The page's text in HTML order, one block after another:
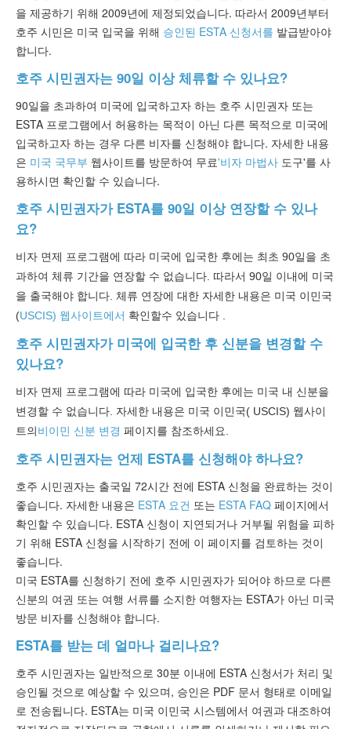
을 제공하기 위해 2009년에 제정되었습니다. 따라서 2009년부터
호주 시민은 미국 입국을 위해 승인된 ESTA 신청서를 발급받아야
합니다.
호주 시민권자는 90일 이상 체류할 수 있나요?
90일을 초과하여 미국에 입국하고자 하는 호주 시민권자 또는
ESTA 프로그램에서 허용하는 목적이 아닌 다른 목적으로 미국에
입국하고자 하는 경우 다른 비자를 신청해야 합니다. 자세한 내용
은 미국 국무부 웹사이트를 방문하여 무료'비자 마법사 도구'를 사
용하시면 확인할 수 있습니다.
호주 시민권자가 ESTA를 90일 이상 연장할 수 있나
요?
비자 면제 프로그램에 따라 미국에 입국한 후에는 최초 90일을 초
과하여 체류 기간을 연장할 수 없습니다. 따라서 90일 이내에 미국
을 출국해야 합니다. 체류 연장에 대한 자세한 내용은 미국 이민국
(USCIS) 웹사이트에서 확인할수 있습니다
호주 시민권자가 미국에 입국한 후 신분을 변경할 수
있나요?
비자 면제 프로그램에 따라 미국에 입국한 후에는 미국 내 신분을
변경할 수 없습니다. 자세한 내용은 미국 이민국( USCIS) 웹사이
트의비이민 신분 변경 페이지를 참조하세요.
호주 시민권자는 언제 ESTA를 신청해야 하나요?
호주 시민권자는 출국일 72시간 전에 ESTA 신청을 완료하는 것이
좋습니다. 자세한 내용은 ESTA 요건 또는 ESTA FAQ 페이지에서
확인할 수 있습니다. ESTA 신청이 지연되거나 거부될 위험을 피하
기 위해 ESTA 신청을 시작하기 전에 이 페이지를 검토하는 것이
좋습니다.
미국 ESTA를 신청하기 전에 호주 시민권자가 되어야 하므로 다른
신분의 여권 또는 여행 서류를 소지한 여행자는 ESTA가 아닌 미국
방문 비자를 신청해야 합니다.
ESTA를 받는 데 얼마나 걸리나요?
호주 시민권자는 일반적으로 30분 이내에 ESTA 신청서가 처리 및
승인될 것으로 예상할 수 있으며, 승인은 PDF 문서 형태로 이메일
로 전송됩니다. ESTA는 미국 이민국 시스템에서 여권과 대조하여